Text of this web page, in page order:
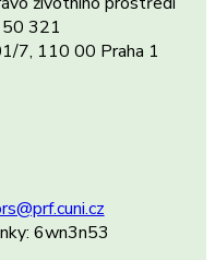
321
7, 110 00 Praha 1
6wn3n53